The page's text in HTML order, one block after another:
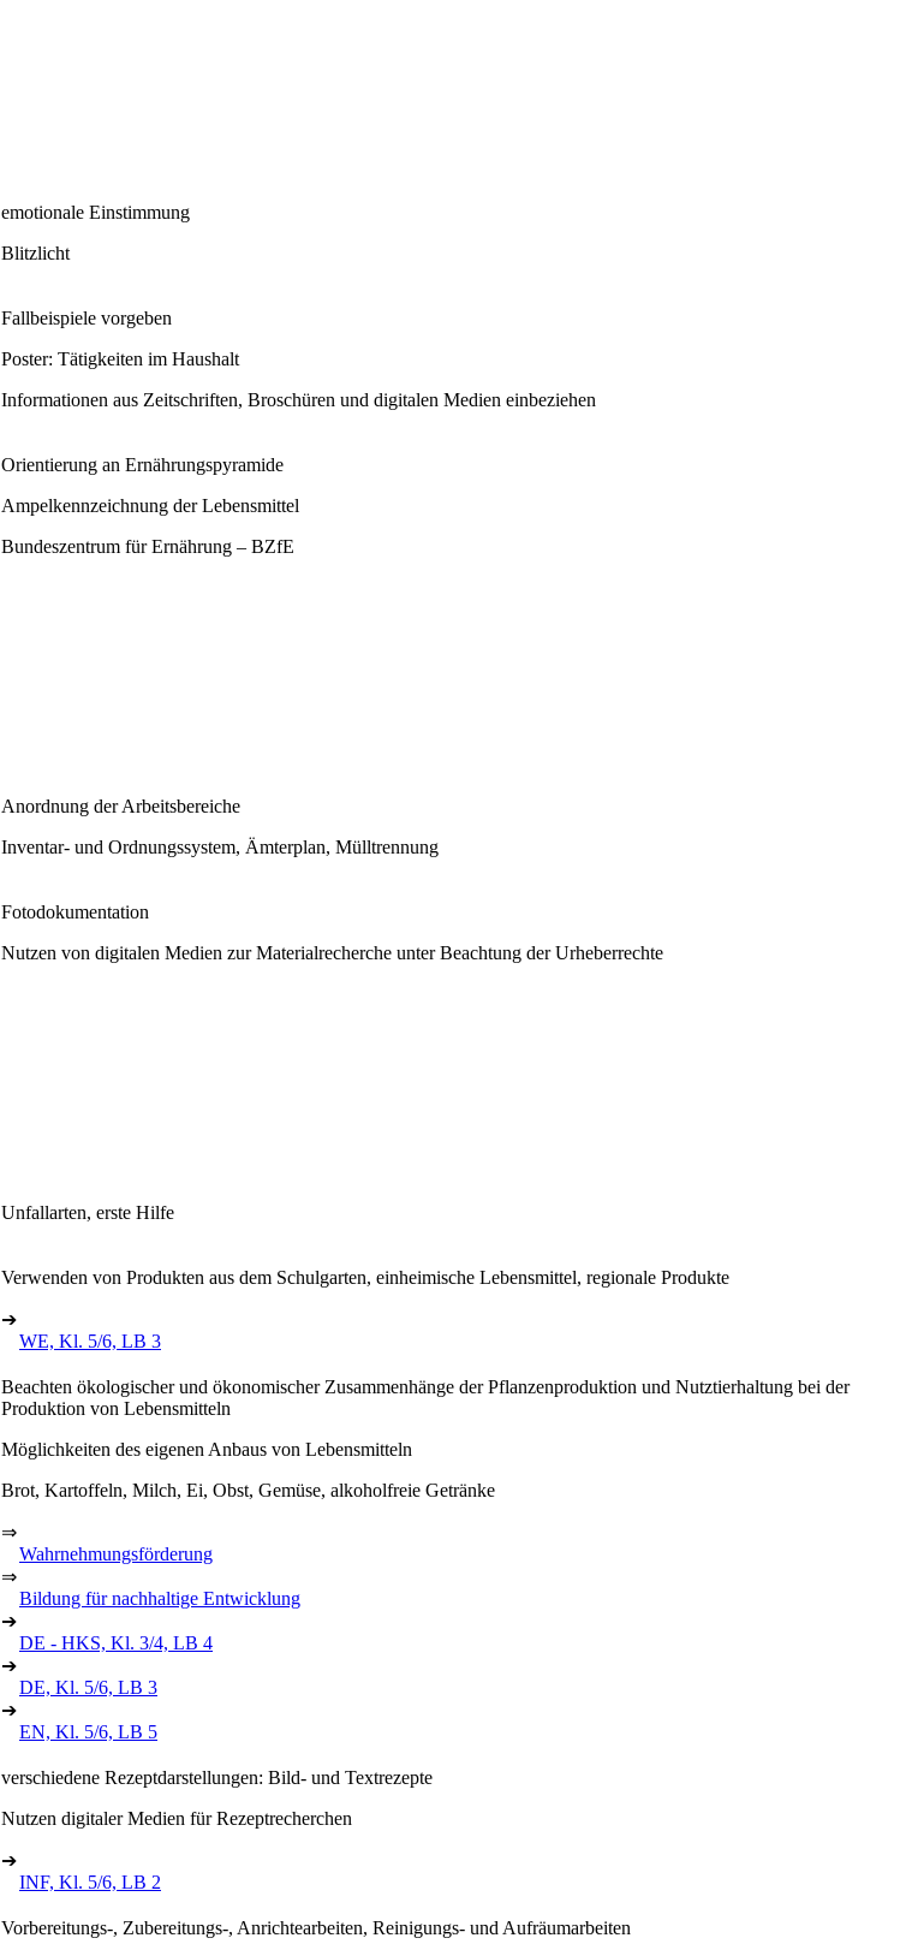
emotionale Einstimmung
Blitzlicht
Fallbeispiele vorgeben
Poster: Tätigkeiten im Haushalt
Informationen aus Zeitschriften, Broschüren und digitalen Medien einbeziehen
Orientierung an Ernährungspyramide
Ampelkennzeichnung der Lebensmittel
Bundeszentrum für Ernährung – BZfE
Anordnung der Arbeitsbereiche
Inventar- und Ordnungssystem, Ämterplan, Mülltrennung
Fotodokumentation
Nutzen von digitalen Medien zur Materialrecherche unter Beachtung der Urheberrechte
Unfallarten, erste Hilfe
Verwenden von Produkten aus dem Schulgarten, einheimische Lebensmittel, regionale Produkte
➔
WE, Kl. 5/6, LB 3
Beachten ökologischer und ökonomischer Zusammenhänge der Pflanzenproduktion und Nutztierhaltung bei der
Produktion von Lebensmitteln
Möglichkeiten des eigenen Anbaus von Lebensmitteln
Brot, Kartoffeln, Milch, Ei, Obst, Gemüse, alkoholfreie Getränke
⇒
Wahrnehmungsförderung
⇒
Bildung für nachhaltige Entwicklung
➔
DE - HKS, Kl. 3/4, LB 4
➔
DE, Kl. 5/6, LB 3
➔
EN, Kl. 5/6, LB 5
verschiedene Rezeptdarstellungen: Bild- und Textrezepte
Nutzen digitaler Medien für Rezeptrecherchen
➔
INF, Kl. 5/6, LB 2
Vorbereitungs-, Zubereitungs-, Anrichtearbeiten, Reinigungs- und Aufräumarbeiten